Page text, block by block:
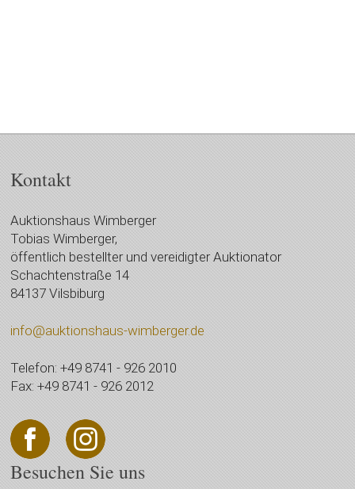
Kontakt
Auktionshaus Wimberger
Tobias Wimberger,
öffentlich bestellter und vereidigter Auktionator
Schachtenstraße 14
84137 Vilsbiburg
info@auktionshaus-wimberger.de
Telefon: +49 8741 - 926 2010
Fax: +49 8741 - 926 2012
Besuchen Sie uns